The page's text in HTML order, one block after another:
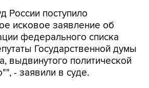
России поступило
исковое заявление об
федерального списка
Государственной думы
выдвинутого политической
- заявили в суде.